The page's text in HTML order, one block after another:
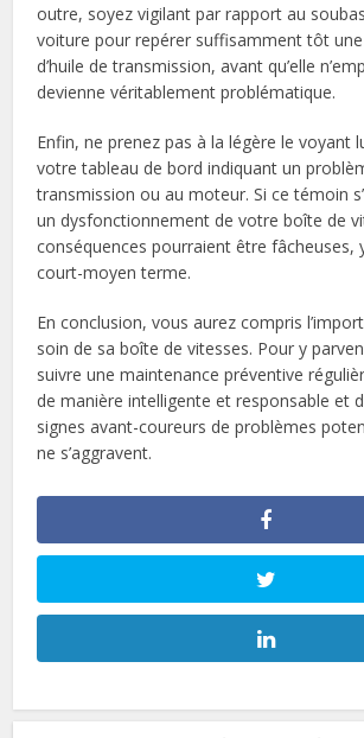
outre, soyez vigilant par rapport au
voiture pour repérer suffisamment tôt
d’huile de transmission, avant qu’elle
devienne véritablement problématique.
Enfin, ne prenez pas à la légère le voyant
votre tableau de bord indiquant un
transmission ou au moteur. Si ce témoin
un dysfonctionnement de votre boîte de
conséquences pourraient être fâcheuses,
court-moyen terme.
En conclusion, vous aurez compris
soin de sa boîte de vitesses. Pour y
suivre une maintenance préventive
de manière intelligente et responsable et
signes avant-coureurs de problèmes
ne s’aggravent.